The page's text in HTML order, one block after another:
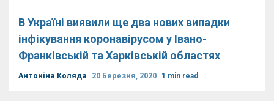
В Україні виявили ще два нових випадки
інфікування коронавірусом у Івано-
Франківській та Харківській областях
Антоніна Коляда 20 Березня, 2020 1 min read